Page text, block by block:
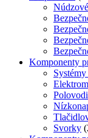
Komponenty
Svorky